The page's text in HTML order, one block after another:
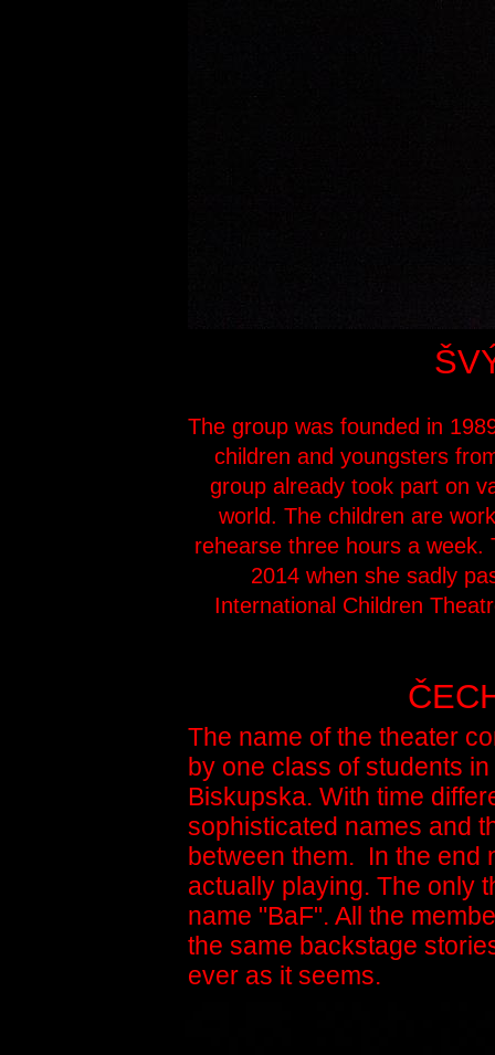
The group was founded in
children and youngsters
group already took part on
world. The children are
rehearse three hours a week.
2014 when she sadly
International Children
The name of the theater
by one class of students
Biskupska. With time
sophisticated names and
between them. In the end
actually playing. The only
name "BaF". All the
the same backstage
ever as it seems.